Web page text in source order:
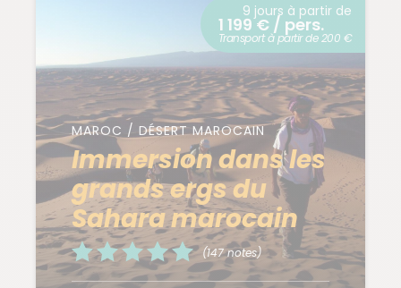
MAROC / DÉSERT MAROCAIN
Immersion dans les
grands ergs du
Sahara marocain
(147 notes)
9 jours à partir de
1 199 € / pers.
Transport à partir de 200 €